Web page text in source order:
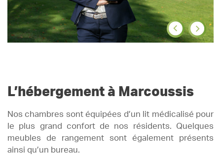
L’hébergement à Marcoussis
Nos chambres sont équipées d’un lit médicalisé pour
le plus grand confort de nos résidents. Quelques
meubles de rangement sont également présents
ainsi qu’un bureau.